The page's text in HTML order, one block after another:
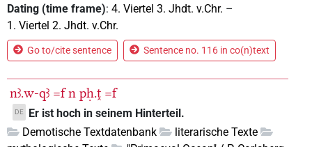
Dating (time frame): 4. Viertel 3. Jhdt. v.Chr. –
1. Viertel 2. Jhdt. v.Chr.
Go to/cite sentence Sentence no. 116 in co(n)text
nꜣ.w-qꜣ =f n pḥ.ṱ =f
DE
Er ist hoch in seinem Hinterteil.
Demotische Textdatenbank
literarische Texte